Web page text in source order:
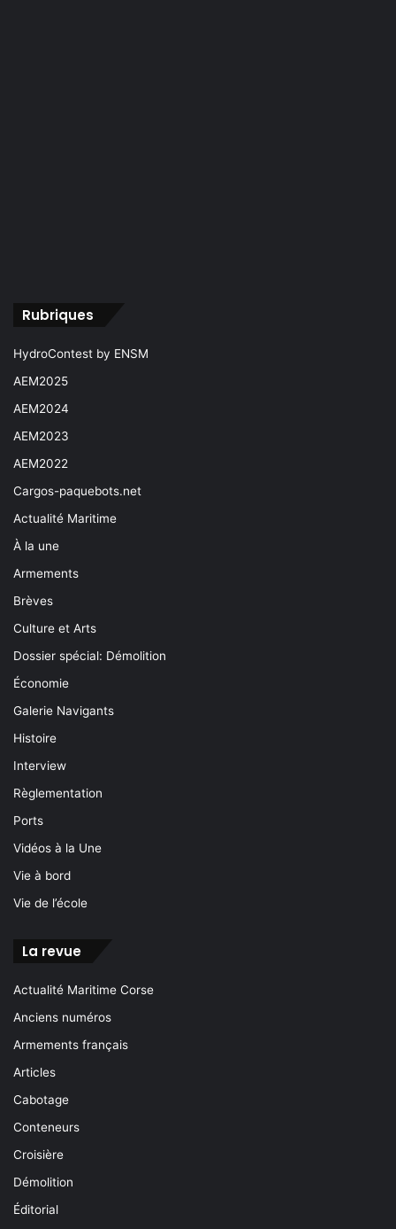
Rubriques
HydroContest by ENSM
AEM2025
AEM2024
AEM2023
AEM2022
Cargos-paquebots.net
Actualité Maritime
À la une
Armements
Brèves
Culture et Arts
Dossier spécial: Démolition
Économie
Galerie Navigants
Histoire
Interview
Règlementation
Ports
Vidéos à la Une
Vie à bord
Vie de l’école
La revue
Actualité Maritime Corse
Anciens numéros
Armements français
Articles
Cabotage
Conteneurs
Croisière
Démolition
Éditorial